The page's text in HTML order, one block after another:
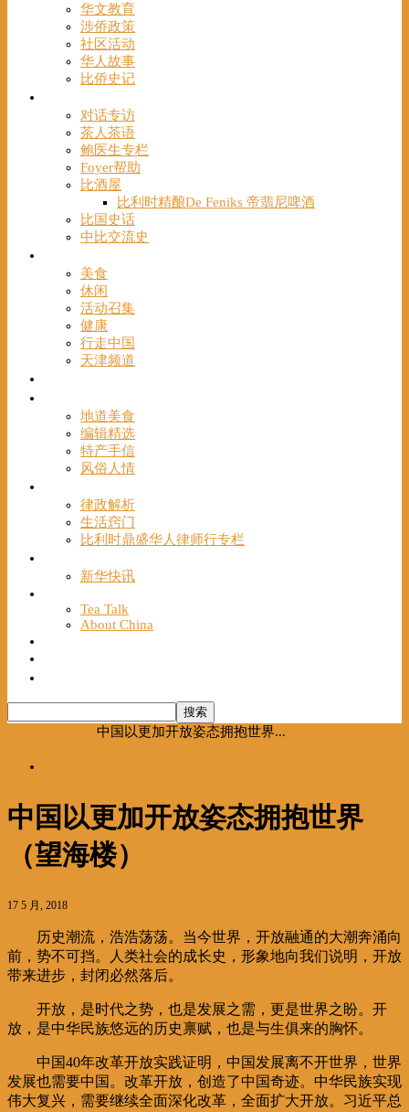
华文教育
涉侨政策
社区活动
华人故事
比侨史记
对话专访
茶人茶语
鲍医生专栏
Foyer帮助
比酒屋
比利时精酿De Feniks 帝翡尼啤酒
比国史话
中比交流史
美食
休闲
活动召集
健康
行走中国
天津频道
地道美食
编辑精选
特产手信
风俗人情
律政解析
生活窍门
比利时鼎盛华人律师行专栏
新华快讯
Tea Talk
About China
中国以更加开放姿态拥抱世界...
中国以更加开放姿态拥抱世界
（望海楼）
17 5 月, 2018
历史潮流，浩浩荡荡。当今世界，开放融通的大潮奔涌向
前，势不可挡。人类社会的成长史，形象地向我们说明，开放
带来进步，封闭必然落后。
开放，是时代之势，也是发展之需，更是世界之盼。开
放，是中华民族悠远的历史禀赋，也是与生俱来的胸怀。
中国40年改革开放实践证明，中国发展离不开世界，世界
发展也需要中国。改革开放，创造了中国奇迹。中华民族实现
伟大复兴，需要继续全面深化改革，全面扩大开放。习近平总